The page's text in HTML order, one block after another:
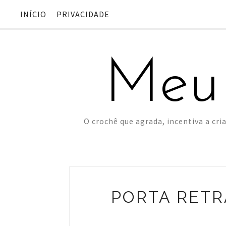
INÍCIO PRIVACIDADE
O crochê que agrada, incentiva a
PORTA